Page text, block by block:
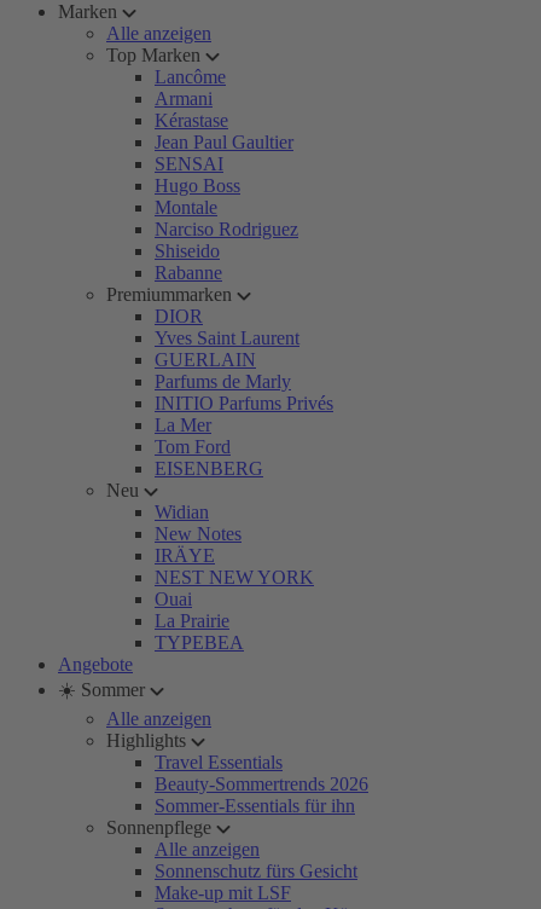
Marken
Alle anzeigen
Top Marken
Lancôme
Armani
Kérastase
Jean Paul Gaultier
SENSAI
Hugo Boss
Montale
Narciso Rodriguez
Shiseido
Rabanne
Premiummarken
DIOR
Yves Saint Laurent
GUERLAIN
Parfums de Marly
INITIO Parfums Privés
La Mer
Tom Ford
EISENBERG
Neu
Widian
New Notes
IRÄYE
NEST NEW YORK
Ouai
La Prairie
TYPEBEA
Angebote
☀️ Sommer
Alle anzeigen
Highlights
Travel Essentials
Beauty-Sommertrends 2026
Sommer-Essentials für ihn
Sonnenpflege
Alle anzeigen
Sonnenschutz fürs Gesicht
Make-up mit LSF